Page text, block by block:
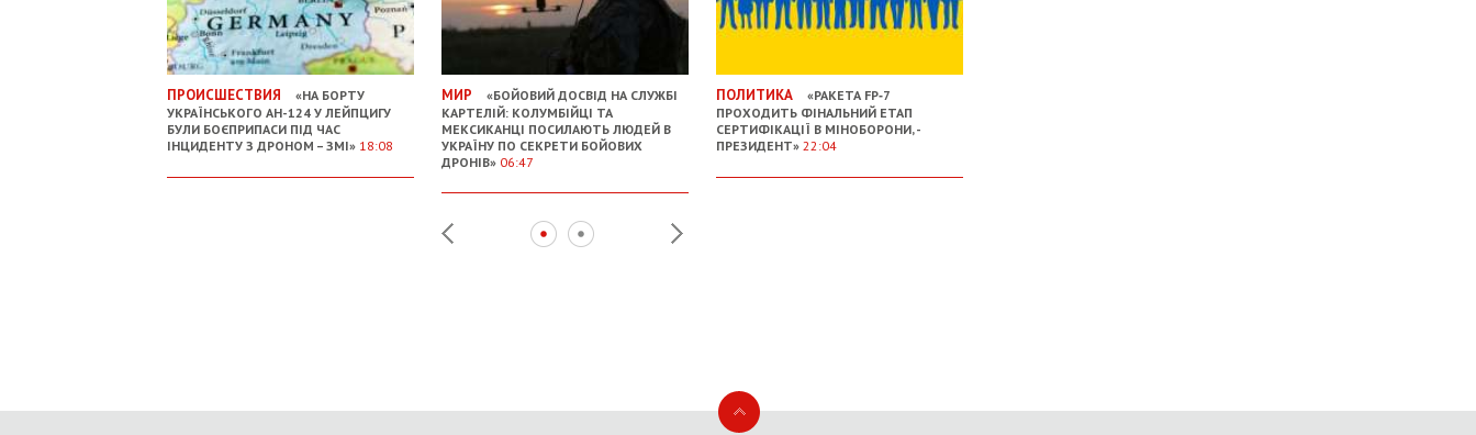
ПРОИСШЕСТВИЯ
«НА БОРТУ
УКРАЇНСЬКОГО АН-124 У ЛЕЙПЦИГУ
БУЛИ БОЄПРИПАСИ ПІД ЧАС
ІНЦИДЕНТУ З ДРОНОМ – ЗМІ» 18:08
МИР
«БОЙОВИЙ ДОСВІД НА СЛУЖБІ
КАРТЕЛІЙ: КОЛУМБІЙЦІ ТА
МЕКСИКАНЦІ ПОСИЛАЮТЬ ЛЮДЕЙ В
УКРАЇНУ ПО СЕКРЕТИ БОЙОВИХ
ДРОНІВ» 06:47
ПОЛИТИКА
«РАКЕТА FP‑7
ПРОХОДИТЬ ФІНАЛЬНИЙ ЕТАП
СЕРТИФІКАЦІЇ В МІНОБОРОНИ, -
ПРЕЗИДЕНТ» 22:04